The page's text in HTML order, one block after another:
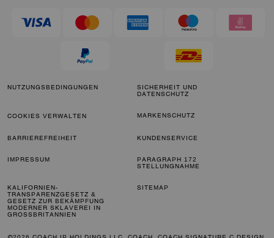
NUTZUNGSBEDINGUNGEN
SICHERHEIT UND
DATENSCHUTZ
COOKIES VERWALTEN MARKENSCHUTZ
BARRIEREFREIHEIT KUNDENSERVICE
IMPRESSUM
PARAGRAPH 172
STELLUNGNAHME
KALIFORNIEN-
TRANSPARENZGESETZ &
GESETZ ZUR BEKÄMPFUNG
MODERNER SKLAVEREI IN
GROSSBRITANNIEN
SITEMAP